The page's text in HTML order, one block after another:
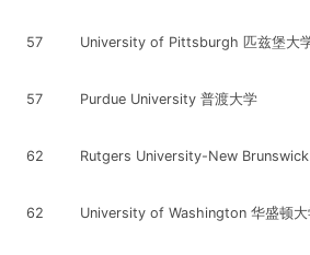
57 University of Pittsburgh 匹兹堡大
57 Purdue University 普渡大学
62 Rutgers University-New
62 University of Washington 华盛顿大